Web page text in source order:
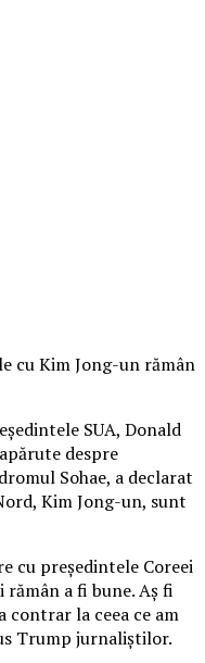
cu Kim Jong-un rămân
SUA, Donald
despre
Sohae, a declarat
Kim Jong-un, sunt
cu președintele Coreei
a fi bune. Aș fi
contrar la ceea ce am
Trump jurnaliștilor.